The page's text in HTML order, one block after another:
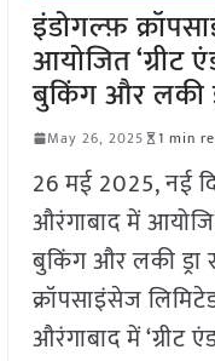
इंडोगल्फ़
आयोजित ‘ग्रीट
बुकिंग और लकी
May 26, 2025 1 min
26 मई 2025, नई
औरंगाबाद में
बुकिंग और लकी ड्रा
क्रॉपसाइंसेज
औरंगाबाद में ‘ग्रीट